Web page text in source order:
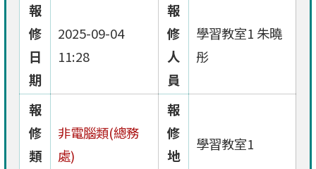
報
修
日
期
2025-09-04
11:28
報
修
人
員
學習教室1 朱曉
彤
報
修
類
非電腦類(總務
處)
報
修
地
學習教室1